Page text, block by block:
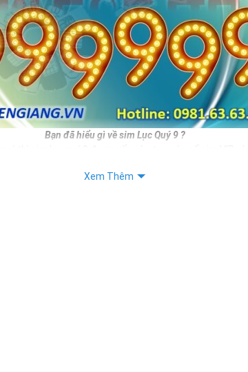
Bạn đã hiểu gì về sim Lục Quý 9 ?
Xem Thêm